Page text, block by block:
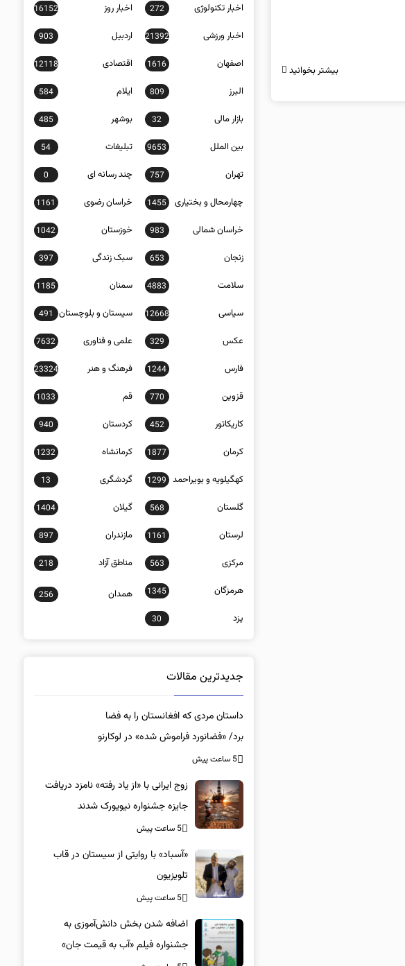
بیشتر بخوانید
اخبار تکنولوژی 272 اخبار روز 16152
اخبار ورزشی 21392 اردبیل 903
اصفهان 1616 اقتصادی 12118
البرز 809 ایلام 584
بازار مالی 32 بوشهر 485
بین الملل 9653 تبلیغات 54
تهران 757 چند رسانه ای 0
چهارمحال و بختیاری 1455 خراسان رضوی 1161
خراسان شمالی 983 خوزستان 1042
زنجان 653 سبک زندگی 397
سلامت 4883 سمنان 1185
سیاسی 12668 سیستان و بلوچستان 491
عکس 329 علمی و فناوری 7632
فارس 1244 فرهنگ و هنر 23324
قزوین 770 قم 1033
کاریکاتور 452 کردستان 940
کرمان 1877 کرمانشاه 1232
کهگیلویه و بویراحمد 1299 گردشگری 13
گلستان 568 گیلان 1404
لرستان 1161 مازندران 897
مرکزی 563 مناطق آزاد 218
هرمزگان 1345 همدان 256
یزد 30
جدیدترین مقالات
داستان مردی که افغانستان را به فضا
برد/ «فضانورد فراموش شده» در لوکارنو
5 ساعت پیش
زوج ایرانی با «از یاد رفته» نامزد دریافت
جایزه جشنواره نیویورک شدند
5 ساعت پیش
«آسباد» با روایتی از سیستان در قاب
تلویزیون
5 ساعت پیش
اضافه شدن بخش دانش‌آموزی به
جشنواره فیلم «آب به قیمت جان»